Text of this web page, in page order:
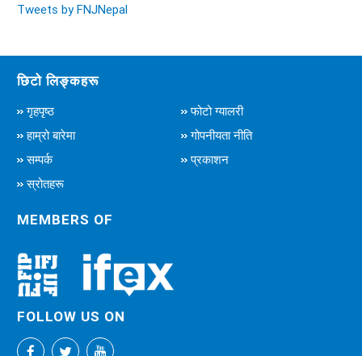
Tweets by FNJNepal
छिटो लिङ्कहरू
गृहपृष्ठ
फोटो ग्यालरी
हाम्रो बारेमा
गोपनीयता नीति
सम्पर्क
प्रकाशन
स्रोतहरू
MEMBERS OF
FOLLOW US ON